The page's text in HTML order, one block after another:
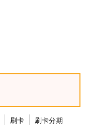
刷卡 刷卡分期